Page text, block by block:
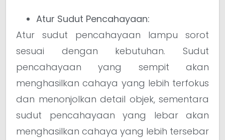
Atur Sudut Pencahayaan:
Atur sudut pencahayaan lampu sorot
sesuai dengan kebutuhan. Sudut
pencahayaan yang sempit akan
menghasilkan cahaya yang lebih terfokus
dan menonjolkan detail objek, sementara
sudut pencahayaan yang lebar akan
menghasilkan cahaya yang lebih tersebar